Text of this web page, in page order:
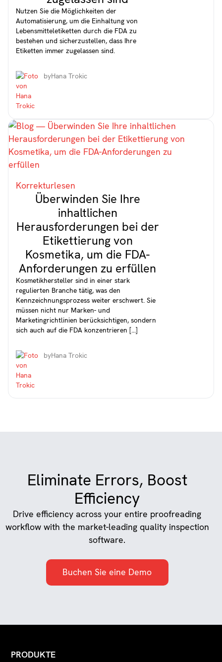
Nutzen Sie die Möglichkeiten der
Automatisierung, um die Einhaltung von
Lebensmitteletiketten durch die FDA zu
bestehen und sicherzustellen, dass Ihre
Etiketten immer zugelassen sind.
byHana Trokic
Korrekturlesen
Überwinden Sie Ihre
inhaltlichen
Herausforderungen bei der
Etikettierung von
Kosmetika, um die FDA-
Anforderungen zu erfüllen
Kosmetikhersteller sind in einer stark
regulierten Branche tätig, was den
Kennzeichnungsprozess weiter erschwert. Sie
müssen nicht nur Marken- und
Marketingrichtlinien berücksichtigen, sondern
sich auch auf die FDA konzentrieren [...]
byHana Trokic
Eliminate Errors, Boost
Efficiency
Drive efficiency across your entire proofreading
workflow with the market-leading quality inspection
software.
Buchen Sie eine Demo
PRODUKTE